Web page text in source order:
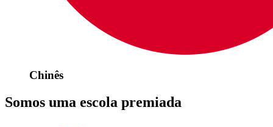
Chinês
Somos uma escola premiada